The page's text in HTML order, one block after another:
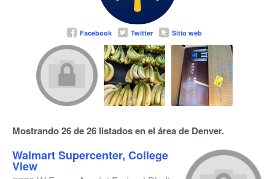
Facebook Twitter Sitio web
Mostrando 26 de 26 listados en el área de Denver.
Walmart Supercenter, College
View